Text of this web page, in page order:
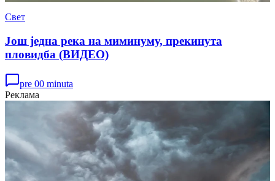
Свет
Још једна река на миминуму, прекинута
пловидба (ВИДЕО)
pre 00 minuta
Реклама